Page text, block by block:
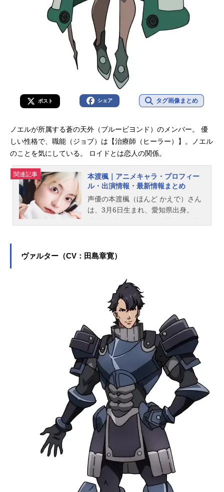
ポスト シェア タグ画像まとめ
ノエルが所属する蒼の天外（ブルービヨンド）のメンバー。 優
しい性格で、職能（ジョブ）は【治療師（ヒーラー）】。ノエル
のことを気にしている。 ロイドとは恋人の関係。
関連記事
本渡楓｜アニメキャラ・プロフィー
ル・出演情報・最新情報まとめ
声優の本渡楓（ほんど かえで）さん
は、3月6日生まれ、愛知県出身。
ラクターを多く演じています。こち
ヴァルター（CV：田島章寛）